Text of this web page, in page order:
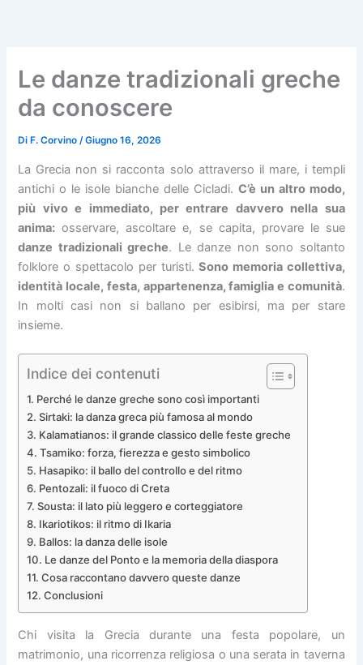
Le danze tradizionali greche
da conoscere
Di F. Corvino/Giugno 16, 2026
La Grecia non si racconta solo attraverso il mare, i templi
antichi o le isole bianche delle Cicladi. C’è un altro modo,
più vivo e immediato, per entrare davvero nella sua
anima: osservare, ascoltare e, se capita, provare le sue
danze tradizionali greche. Le danze non sono soltanto
folklore o spettacolo per turisti. Sono memoria collettiva,
identità locale, festa, appartenenza, famiglia e comunità.
In molti casi non si ballano per esibirsi, ma per stare
insieme.
Indice dei contenuti
Perché le danze greche sono così importanti
Sirtaki: la danza greca più famosa al mondo
Kalamatianos: il grande classico delle feste greche
Tsamiko: forza, fierezza e gesto simbolico
Hasapiko: il ballo del controllo e del ritmo
Pentozali: il fuoco di Creta
Sousta: il lato più leggero e corteggiatore
Ikariotikos: il ritmo di Ikaria
Ballos: la danza delle isole
Le danze del Ponto e la memoria della diaspora
Cosa raccontano davvero queste danze
Conclusioni
Chi visita la Grecia durante una festa popolare, un
matrimonio, una ricorrenza religiosa o una serata in taverna